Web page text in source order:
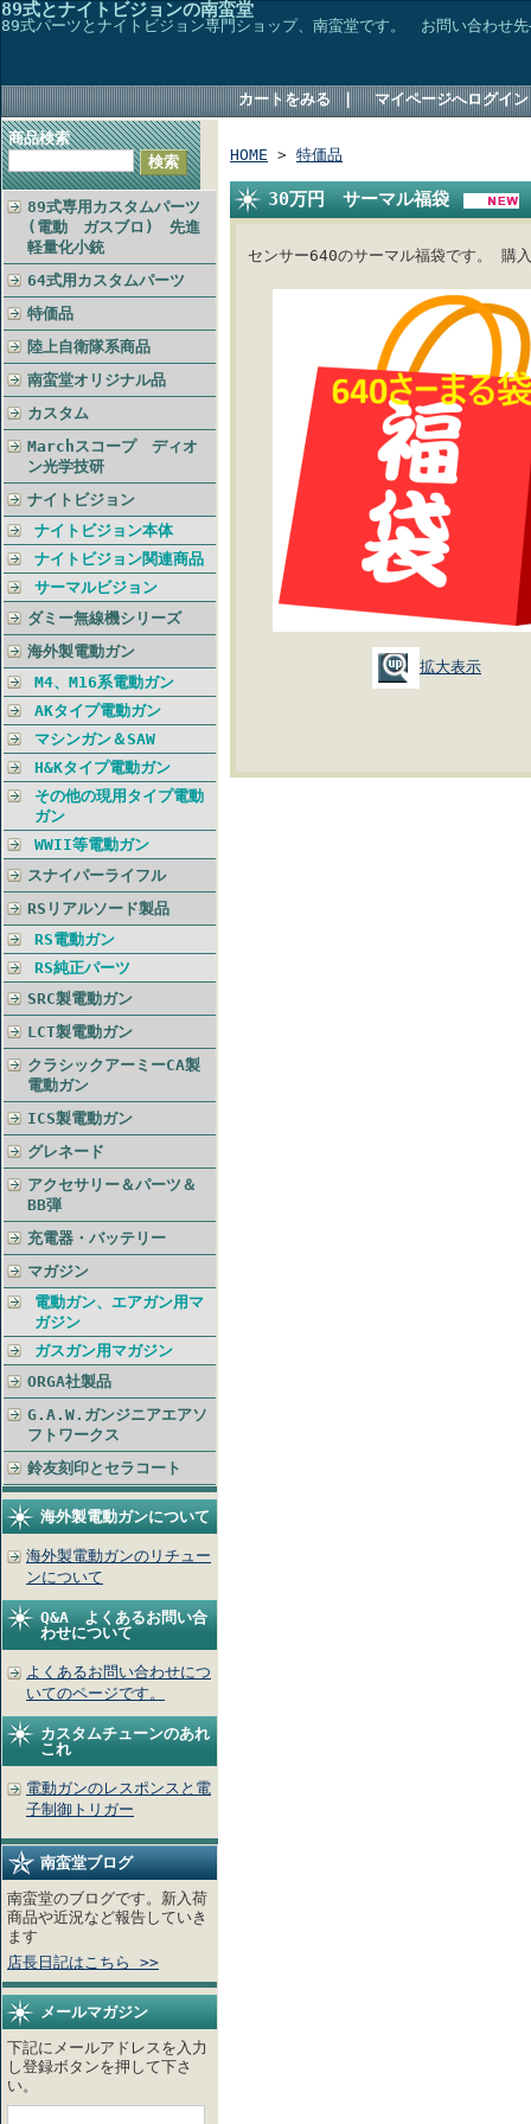
89式とナイトビジョンの南蛮堂
89式パーツとナイトビジョン専門ショップ、南蛮堂です。 お問い合
カートをみる マイページへログイン
商品検索
89式専用カスタムパーツ
(電動 ガスブロ) 先進
軽量化小銃
64式用カスタムパーツ
特価品
陸上自衛隊系商品
南蛮堂オリジナル品
カスタム
Marchスコープ ディオ
ン光学技研
ナイトビジョン
ナイトビジョン本体
ナイトビジョン関連商品
サーマルビジョン
ダミー無線機シリーズ
海外製電動ガン
M4、M16系電動ガン
AKタイプ電動ガン
マシンガン＆SAW
H&Kタイプ電動ガン
その他の現用タイプ電動
ガン
WWII等電動ガン
スナイパーライフル
RSリアルソード製品
RS電動ガン
RS純正パーツ
SRC製電動ガン
LCT製電動ガン
クラシックアーミーCA製
電動ガン
ICS製電動ガン
グレネード
アクセサリー＆パーツ＆
BB弾
充電器・バッテリー
マガジン
電動ガン、エアガン用マ
ガジン
ガスガン用マガジン
ORGA社製品
G.A.W.ガンジニアエアソ
フトワークス
鈴友刻印とセラコート
海外製電動ガンについて
海外製電動ガンのリチュー
ンについて
Q&A よくあるお問い合
わせについて
よくあるお問い合わせにつ
いてのページです。
カスタムチューンのあれ
これ
電動ガンのレスポンスと電
子制御トリガー
南蛮堂ブログ
南蛮堂のブログです。新入荷
商品や近況など報告していき
ます
店長日記はこちら >>
メールマガジン
下記にメールアドレスを入力
し登録ボタンを押して下さ
い。
HOME > 特価品
30万円 サーマル福袋
センサー640のサーマル福袋です。 購
拡大表示